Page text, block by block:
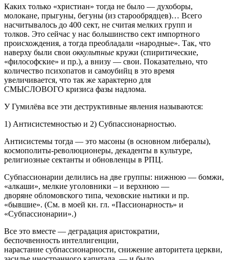
Каких только «христиан» тогда не было — духоборы,
молокане, прыгуны, бегуны (из старообрядцев)… Всего
насчитывалось до 400 сект, не считая мелких групп и
толков. Это сейчас у нас большинство сект импортного
происхождения, а тогда преобладали «народные». Так, что
наверху были свои оккультные кружи (спиритические,
«философские» и пр.), а внизу — свои. Показательно, что
количество психопатов и самоубийц в это время
увеличивается, что так же характерно для
СМЫСЛОВОГО кризиса фазы надлома.
У Гумилёва все эти деструктивные явления называются:
1) Антисистемностью и 2) Субпассионарностью.
Антисистемы тогда — это масоны (в основном либералы),
космополиты-революционеры, декаденты в культуре,
религиозные сектанты и обновленцы в РПЦ.
Субпассионарии делились на две группы: нижнюю — бомжи,
«алкаши», мелкие уголовники – и верхнюю —
дворяне обломовского типа, чеховские нытики и пр.
«бывшие». (См. в моей кн. гл. «Пассионарность» и
«Субпассионарии».)
Все это вместе — деградация аристократии,
беспочвенность интеллигенции,
нарастание субпассионарности, снижение авторитета церкви,